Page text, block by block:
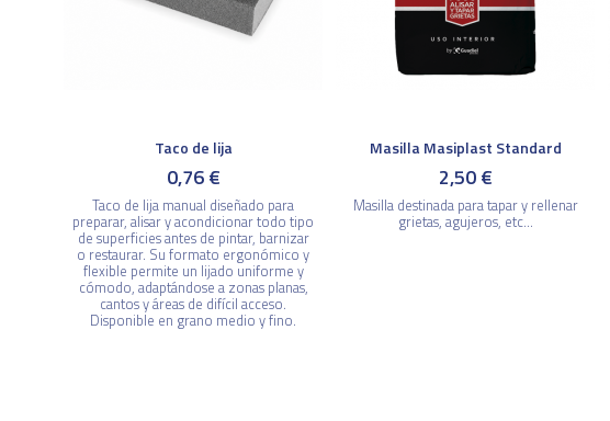
Taco de lija
0,76 €
Taco de lija manual diseñado para
preparar, alisar y acondicionar todo tipo
de superficies antes de pintar, barnizar
o restaurar. Su formato ergonómico y
flexible permite un lijado uniforme y
cómodo, adaptándose a zonas planas,
cantos y áreas de difícil acceso.
Disponible en grano medio y fino.
Masilla Masiplast Standard
2,50 €
Masilla destinada para tapar y rellenar
grietas, agujeros, etc...